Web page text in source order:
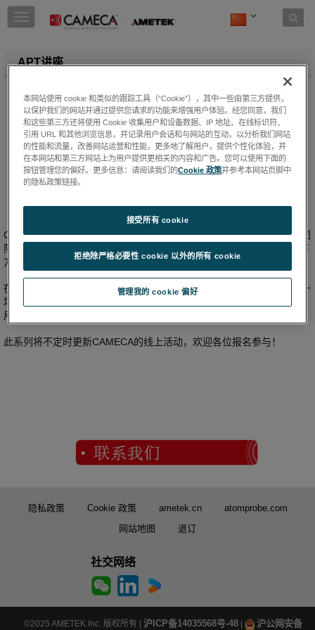
Skip to content
T
o
g
n
a
v
g
a
o
APT讲座
CAMECA中国区域配备有专门的应用工程师、技术人员、售后服务等团
队，在中国市场，我们不断地在提升自己的服务质量与水平，也积极努
力地听取诸方客户的声音、并响应大家的需求！
在广泛收集多方客户的建议和意见之后，CAMECA应用专家正在组织一
场又一场的网络研讨会等线上直播活动，不管是我们的设备的研究使
用，还是设备的应用领域案例，应用专家都倾情分享给大家。
此系列将不定时更新CAMECA的线上活动，欢迎各位报名参与！
隐私政策 Cookie 政策 ametek.cn
atomprobe.com
网站地图
退订
社交网络
©2025 AMETEK.Inc. 版权所有 | 沪ICP备14035568号-48| 沪公网安备
本网站使用 cookie 和类似的跟踪工具（“Cookie”），其中一些由第三方提供，
以保护我们的网站并通过提供您请求的功能来增强用户体验。经您同意，我们
和这些第三方还将使用 Cookie 收集用户和设备数据、IP 地址、在线标识符、
引用 URL 和其他浏览信息，并记录用户会话和与网站的互动，以分析我们网站
的性能和流量，改善网站运营和性能，更多地了解用户，提供个性化体验，并
在本网站和第三方网站上为用户提供更相关的内容和广告。您可以使用下面的
按钮管理您的偏好。更多信息：请阅读我们的Cookie 政策并参考本网站页脚中
的隐私政策链接。
管理我的 cookie 偏好
拒绝除严格必要性 cookie 以外的所有 cookie
接受所有 cookie